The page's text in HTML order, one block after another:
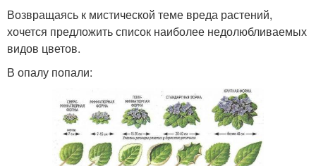
Возвращаясь к мистической теме вреда растений,
хочется предложить список наиболее недолюбливаемых
видов цветов.
В опалу попали: